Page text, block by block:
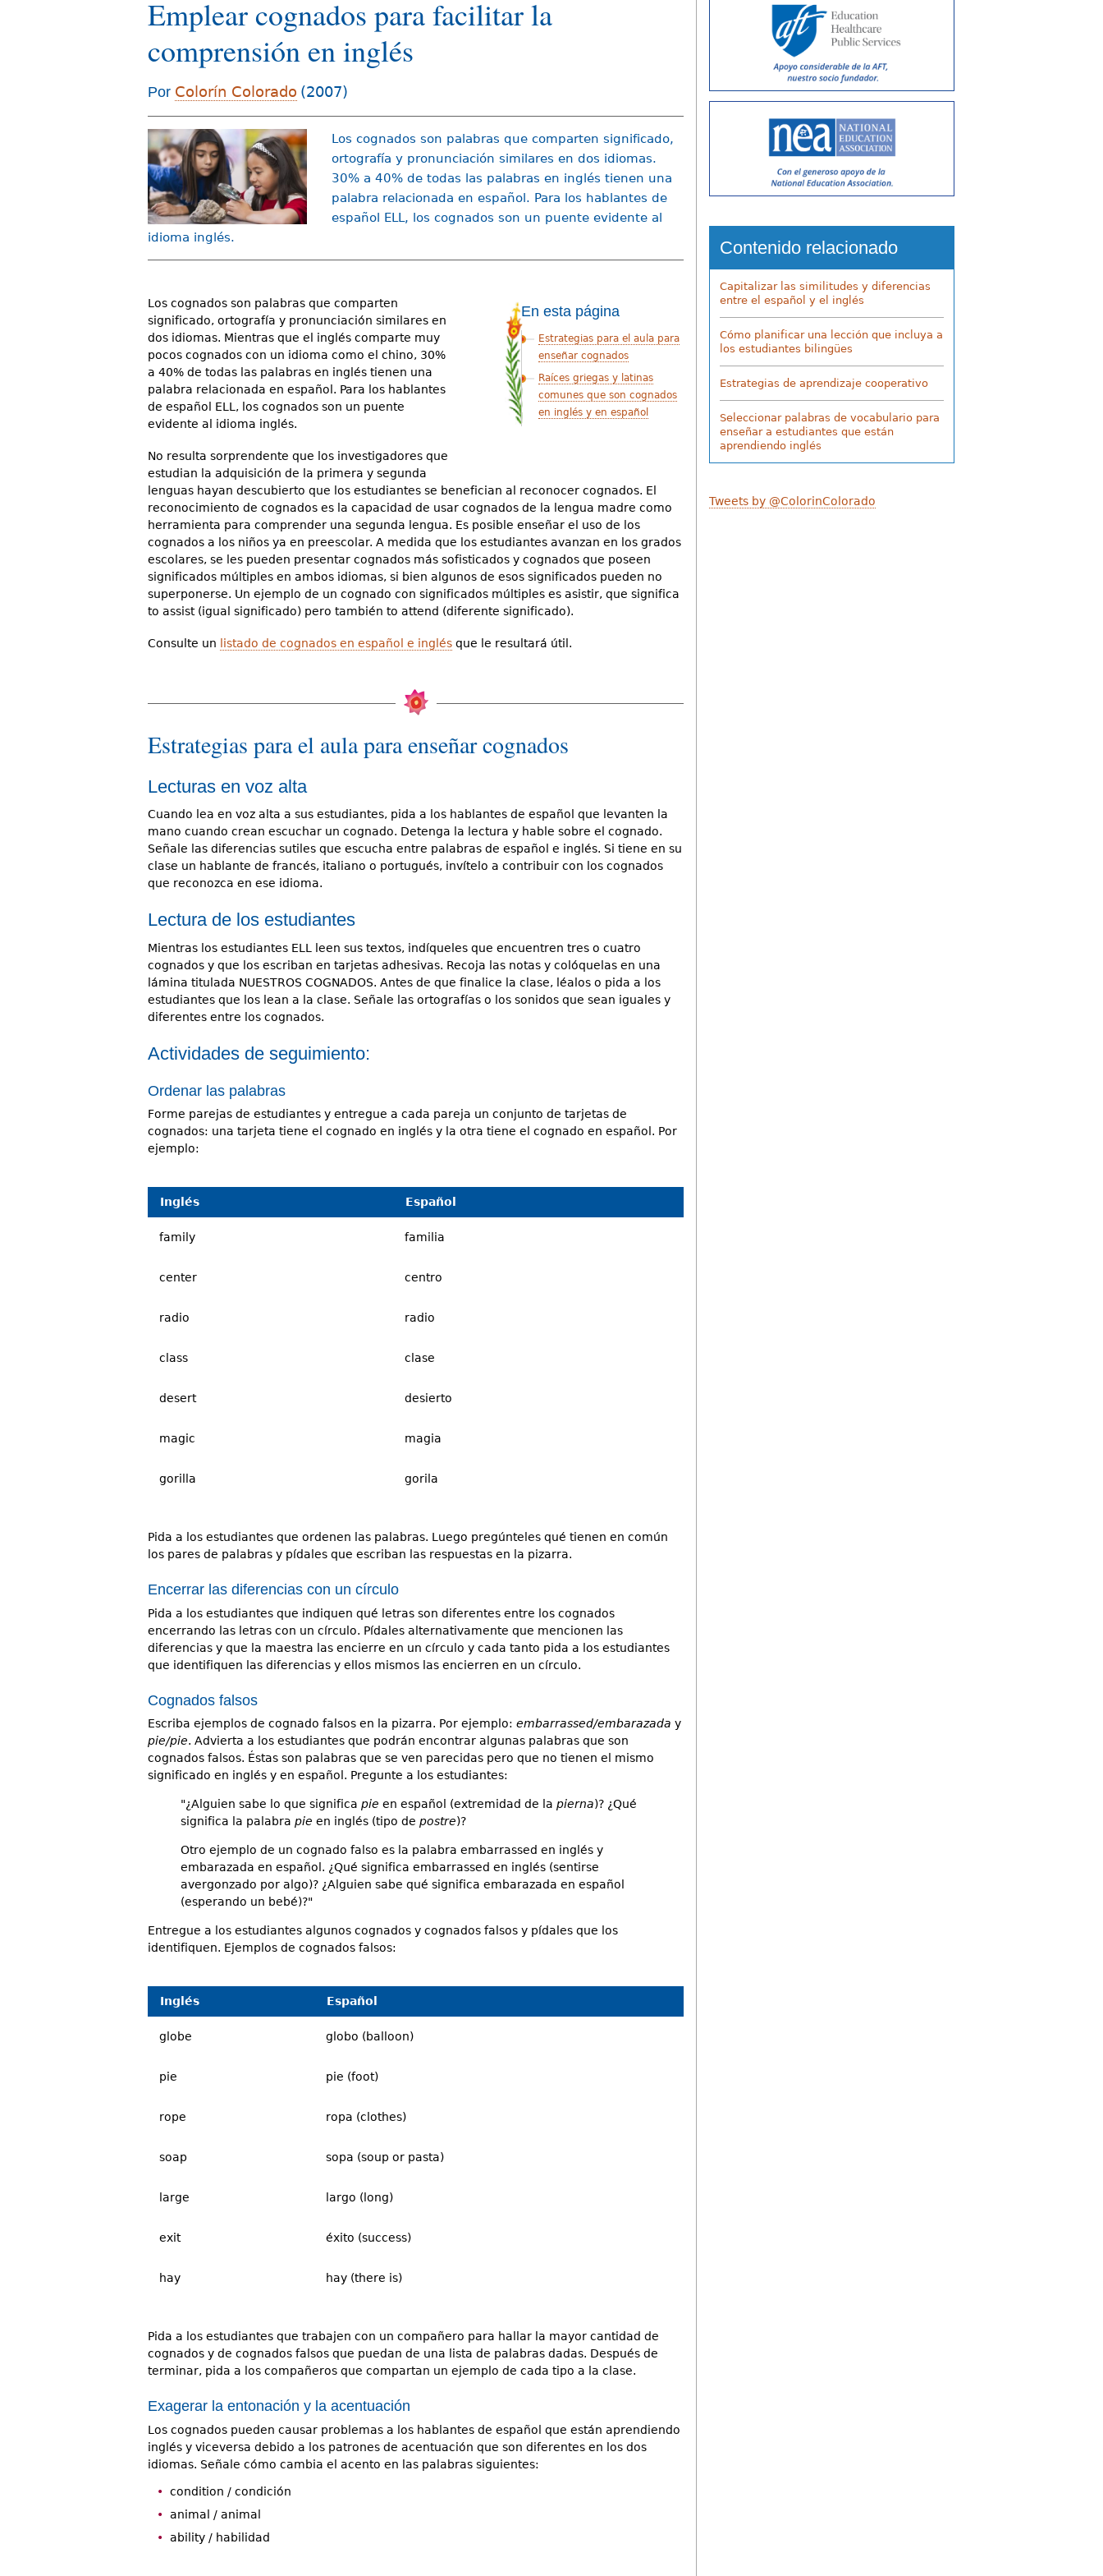
d
e
t
á
a
q
u
í
Emplear cognados para facilitar la
comprensión en inglés
Por Colorín Colorado (2007)
Los cognados son palabras que comparten significado,
ortografía y pronunciación similares en dos idiomas.
30% a 40% de todas las palabras en inglés tienen una
palabra relacionada en español. Para los hablantes de
español ELL, los cognados son un puente evidente al
idioma inglés.
En esta página
Estrategias para el aula para
enseñar cognados
Raíces griegas y latinas
comunes que son cognados
en inglés y en español
Los cognados son palabras que comparten
significado, ortografía y pronunciación similares en
dos idiomas. Mientras que el inglés comparte muy
pocos cognados con un idioma como el chino, 30%
a 40% de todas las palabras en inglés tienen una
palabra relacionada en español. Para los hablantes
de español ELL, los cognados son un puente
evidente al idioma inglés.
No resulta sorprendente que los investigadores que
estudian la adquisición de la primera y segunda
lenguas hayan descubierto que los estudiantes se benefician al reconocer cognados. El
reconocimiento de cognados es la capacidad de usar cognados de la lengua madre como
herramienta para comprender una segunda lengua. Es posible enseñar el uso de los
cognados a los niños ya en preescolar. A medida que los estudiantes avanzan en los grados
escolares, se les pueden presentar cognados más sofisticados y cognados que poseen
significados múltiples en ambos idiomas, si bien algunos de esos significados pueden no
superponerse. Un ejemplo de un cognado con significados múltiples es asistir, que significa
to assist (igual significado) pero también to attend (diferente significado).
Consulte un listado de cognados en español e inglés que le resultará útil.
Estrategias para el aula para enseñar cognados
Lecturas en voz alta
Cuando lea en voz alta a sus estudiantes, pida a los hablantes de español que levanten la
mano cuando crean escuchar un cognado. Detenga la lectura y hable sobre el cognado.
Señale las diferencias sutiles que escucha entre palabras de español e inglés. Si tiene en su
clase un hablante de francés, italiano o portugués, invítelo a contribuir con los cognados
que reconozca en ese idioma.
Lectura de los estudiantes
Mientras los estudiantes ELL leen sus textos, indíqueles que encuentren tres o cuatro
cognados y que los escriban en tarjetas adhesivas. Recoja las notas y colóquelas en una
lámina titulada NUESTROS COGNADOS. Antes de que finalice la clase, léalos o pida a los
estudiantes que los lean a la clase. Señale las ortografías o los sonidos que sean iguales y
diferentes entre los cognados.
Actividades de seguimiento:
Ordenar las palabras
Forme parejas de estudiantes y entregue a cada pareja un conjunto de tarjetas de
cognados: una tarjeta tiene el cognado en inglés y la otra tiene el cognado en español. Por
ejemplo:
Inglés Español
family familia
center centro
radio radio
class clase
desert desierto
magic magia
gorilla gorila
Pida a los estudiantes que ordenen las palabras. Luego pregúnteles qué tienen en común
los pares de palabras y pídales que escriban las respuestas en la pizarra.
Encerrar las diferencias con un círculo
Pida a los estudiantes que indiquen qué letras son diferentes entre los cognados
encerrando las letras con un círculo. Pídales alternativamente que mencionen las
diferencias y que la maestra las encierre en un círculo y cada tanto pida a los estudiantes
que identifiquen las diferencias y ellos mismos las encierren en un círculo.
Cognados falsos
Escriba ejemplos de cognado falsos en la pizarra. Por ejemplo: embarrassed/embarazada y
pie/pie. Advierta a los estudiantes que podrán encontrar algunas palabras que son
cognados falsos. Éstas son palabras que se ven parecidas pero que no tienen el mismo
significado en inglés y en español. Pregunte a los estudiantes:
"¿Alguien sabe lo que significa pie en español (extremidad de la pierna)? ¿Qué
significa la palabra pie en inglés (tipo de postre)?
Otro ejemplo de un cognado falso es la palabra embarrassed en inglés y
embarazada en español. ¿Qué significa embarrassed en inglés (sentirse
avergonzado por algo)? ¿Alguien sabe qué significa embarazada en español
(esperando un bebé)?"
Entregue a los estudiantes algunos cognados y cognados falsos y pídales que los
identifiquen. Ejemplos de cognados falsos:
Inglés Español
globe globo (balloon)
pie pie (foot)
rope ropa (clothes)
soap sopa (soup or pasta)
large largo (long)
exit éxito (success)
hay hay (there is)
Pida a los estudiantes que trabajen con un compañero para hallar la mayor cantidad de
cognados y de cognados falsos que puedan de una lista de palabras dadas. Después de
terminar, pida a los compañeros que compartan un ejemplo de cada tipo a la clase.
Exagerar la entonación y la acentuación
Los cognados pueden causar problemas a los hablantes de español que están aprendiendo
inglés y viceversa debido a los patrones de acentuación que son diferentes en los dos
idiomas. Señale cómo cambia el acento en las palabras siguientes:
condition / condición
animal / animal
ability / habilidad
Contenido relacionado
Capitalizar las similitudes y diferencias
entre el español y el inglés
Cómo planificar una lección que incluya a
los estudiantes bilingües
Estrategias de aprendizaje cooperativo
Seleccionar palabras de vocabulario para
enseñar a estudiantes que están
aprendiendo inglés
Tweets by @ColorinColorado